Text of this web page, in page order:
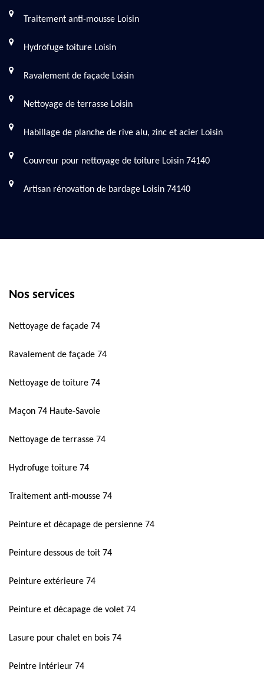
Traitement anti-mousse Loisin
Hydrofuge toiture Loisin
Ravalement de façade Loisin
Nettoyage de terrasse Loisin
Habillage de planche de rive alu, zinc et acier Loisin
Couvreur pour nettoyage de toiture Loisin 74140
Artisan rénovation de bardage Loisin 74140
Nos services
Nettoyage de façade 74
Ravalement de façade 74
Nettoyage de toiture 74
Maçon 74 Haute-Savoie
Nettoyage de terrasse 74
Hydrofuge toiture 74
Traitement anti-mousse 74
Peinture et décapage de persienne 74
Peinture dessous de toit 74
Peinture extérieure 74
Peinture et décapage de volet 74
Lasure pour chalet en bois 74
Peintre intérieur 74